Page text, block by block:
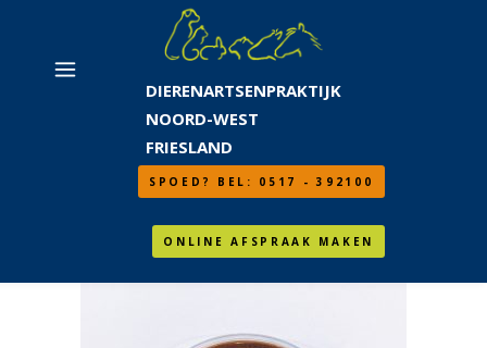
DIERENARTSENPRAKTIJK
NOORD-WEST
FRIESLAND
SPOED? BEL: 0517 - 392100
ONLINE AFSPRAAK MAKEN